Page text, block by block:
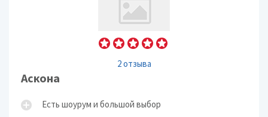
2 отзыва
Аскона
Есть шоурум и большой выбор